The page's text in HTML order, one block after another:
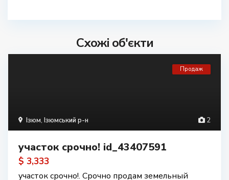
Схожі об'єкти
2
Ізюм, Ізюмський р-н
Продаж
участок срочно! id_43407591
$ 3,333
участок срочно!. Срочно продам земельный